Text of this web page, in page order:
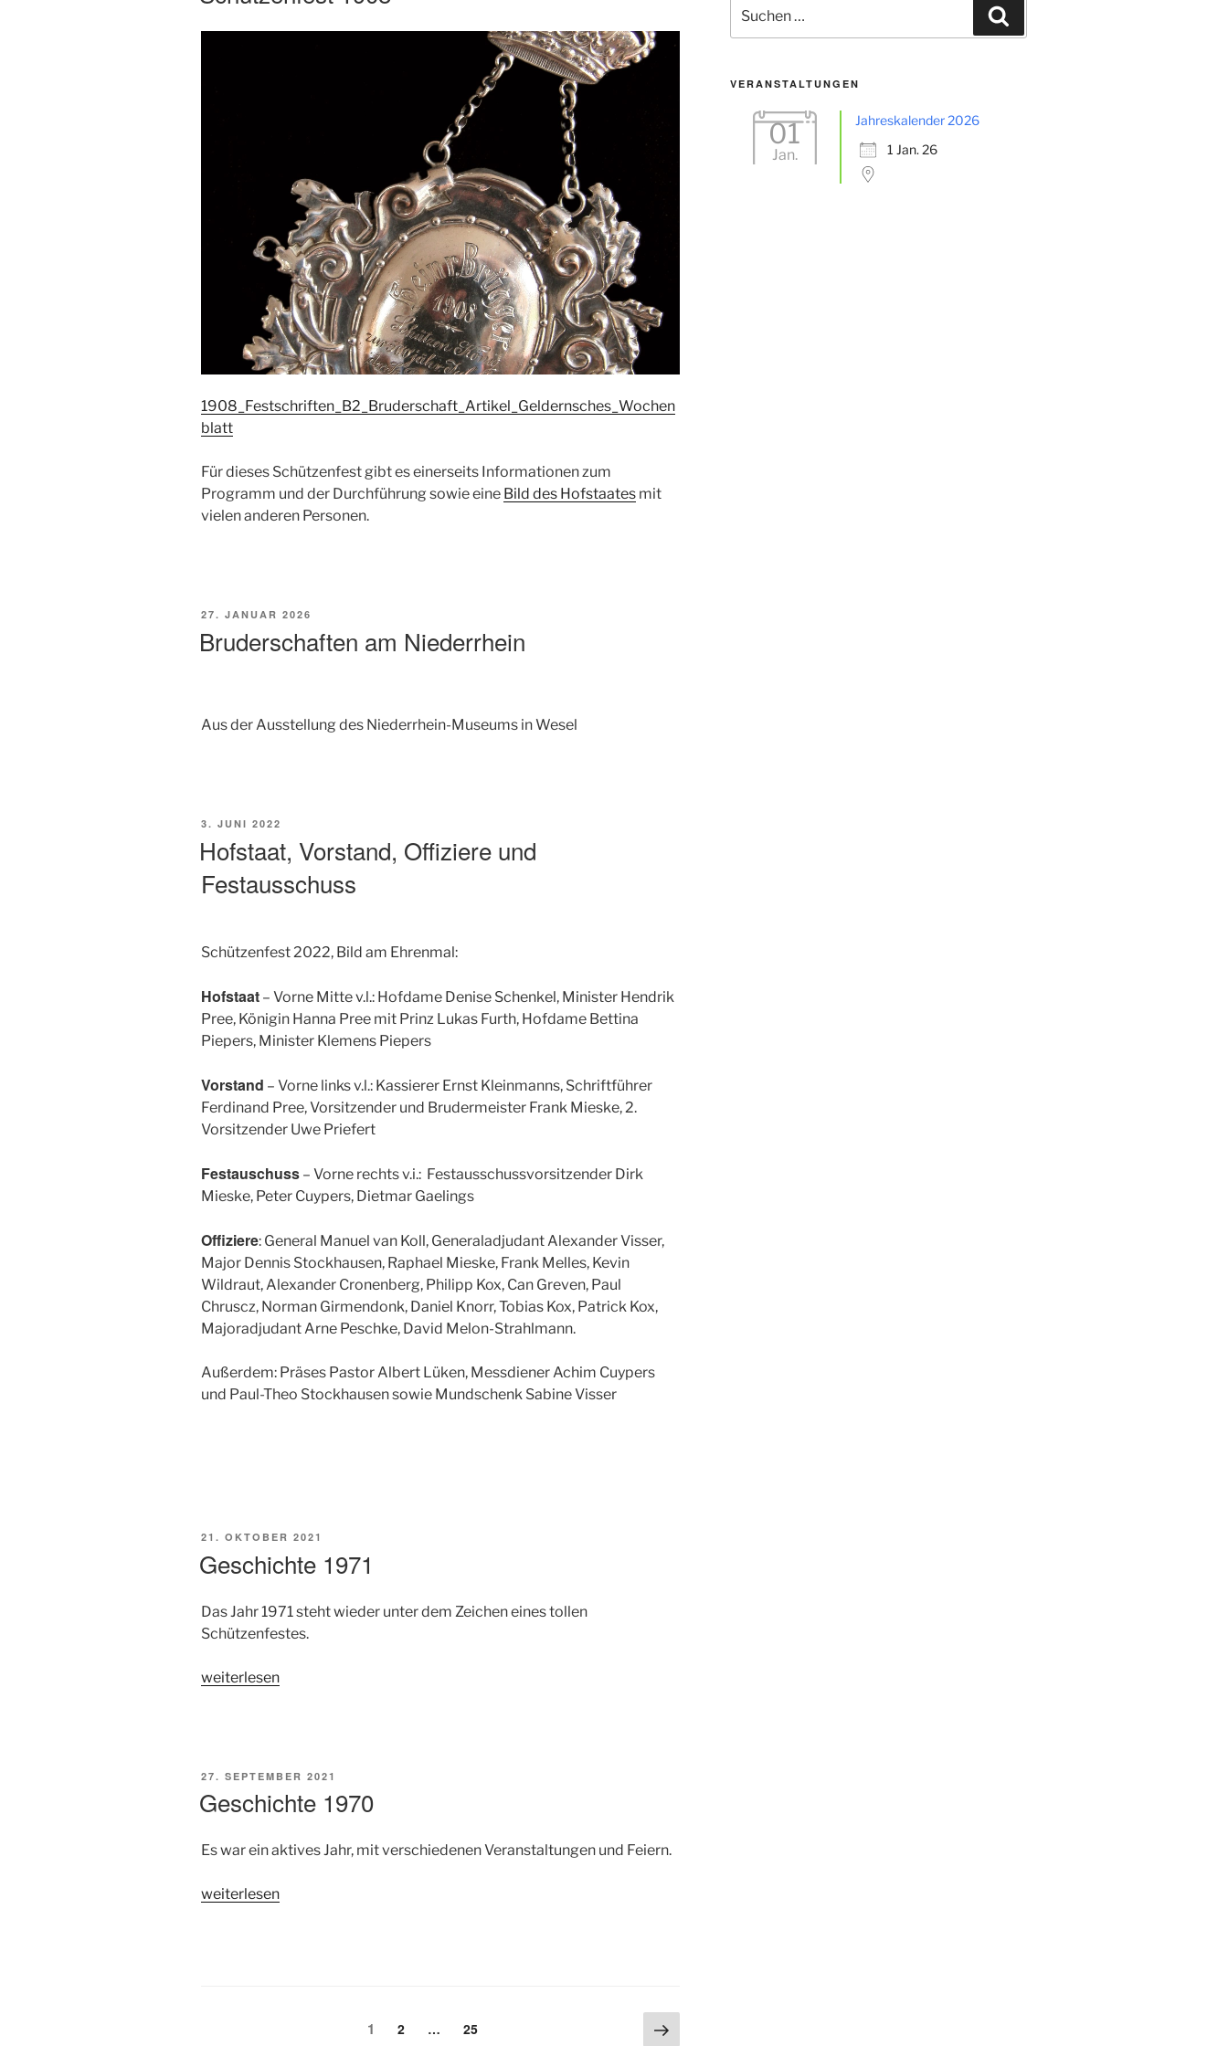
1908_Festschriften_B2_Bruderschaft_Artikel_Geldernsches_Wochen
blatt
Für dieses Schützenfest gibt es einerseits Informationen zum
Programm und der Durchführung sowie eine Bild des Hofstaates mit
vielen anderen Personen.
VERÖFFENTLICHT
27. JANUAR 2026
Bruderschaften am Niederrhein
Aus der Ausstellung des Niederrhein-Museums in Wesel
VERÖFFENTLICHT
3. JUNI 2022
Hofstaat, Vorstand, Offiziere und
Festausschuss
Schützenfest 2022, Bild am Ehrenmal:
Hofstaat – Vorne Mitte v.l.: Hofdame Denise Schenkel, Minister Hendrik
Pree, Königin Hanna Pree mit Prinz Lukas Furth, Hofdame Bettina
Piepers, Minister Klemens Piepers
Vorstand – Vorne links v.l.: Kassierer Ernst Kleinmanns, Schriftführer
Ferdinand Pree, Vorsitzender und Brudermeister Frank Mieske, 2.
Vorsitzender Uwe Priefert
Festauschuss – Vorne rechts v.i.: Festausschussvorsitzender Dirk
Mieske, Peter Cuypers, Dietmar Gaelings
Offiziere: General Manuel van Koll, Generaladjudant Alexander Visser,
Major Dennis Stockhausen, Raphael Mieske, Frank Melles, Kevin
Wildraut, Alexander Cronenberg, Philipp Kox, Can Greven, Paul
Chruscz, Norman Girmendonk, Daniel Knorr, Tobias Kox, Patrick Kox,
Majoradjudant Arne Peschke, David Melon-Strahlmann.
Außerdem: Präses Pastor Albert Lüken, Messdiener Achim Cuypers
und Paul-Theo Stockhausen sowie Mundschenk Sabine Visser
VERÖFFENTLICHT
21. OKTOBER 2021
Geschichte 1971
Das Jahr 1971 steht wieder unter dem Zeichen eines tollen
Schützenfestes.
„Geschichte
weiterlesen
VERÖFFENTLICHT
27. SEPTEMBER 2021
Geschichte 1970
Es war ein aktives Jahr, mit verschiedenen Veranstaltungen und Feiern.
„Geschichte
weiterlesen
Seitennummerierung
Seite
1 Seite
2 … Seite
25 Nächste
nach:
VERANSTALTUNGEN
01
Jan.
Jahreskalender 2026
1 Jan. 26